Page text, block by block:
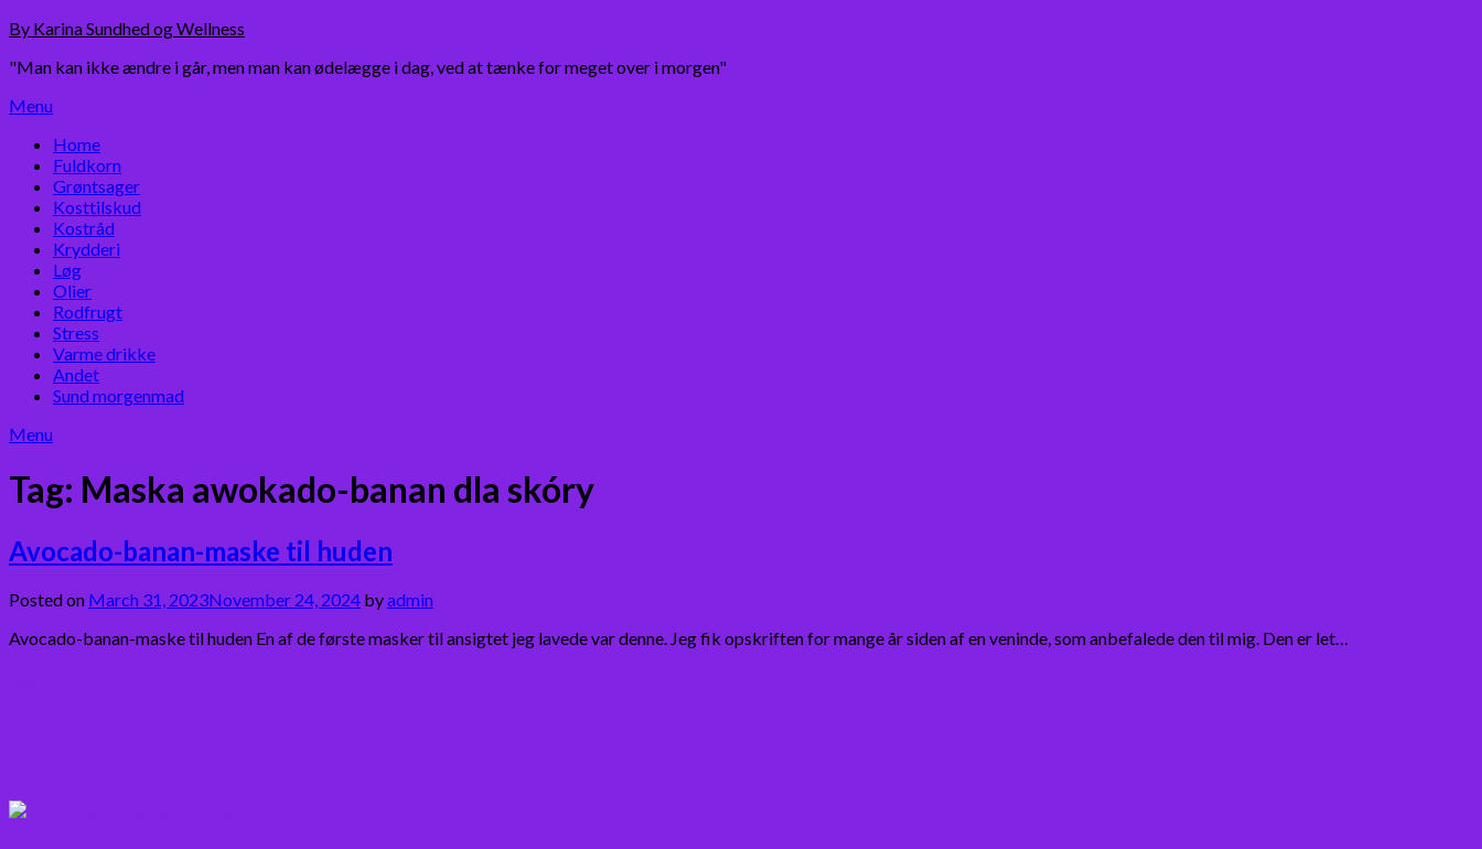
Skip
content
By Karina Sundhed og Wellness
"Man kan ikke ændre i går, men man kan ødelægge i dag, ved at tænke for meget over i morgen"
Menu
Home
Fuldkorn
Grøntsager
Kosttilskud
Kostråd
Krydderi
Løg
Olier
Rodfrugt
Stress
Varme drikke
Andet
Sund morgenmad
Menu
Tag: Maska awokado-banan dla skóry
Avocado-banan-maske til huden
Posted on March 31, 2023November 24, 2024 byadmin
Avocado-banan-maske til huden En af de første masker til ansigtet jeg lavede var denne. Jeg fik opskriften for mange år siden af en veninde, som anbefalede den til mig. Den er let…